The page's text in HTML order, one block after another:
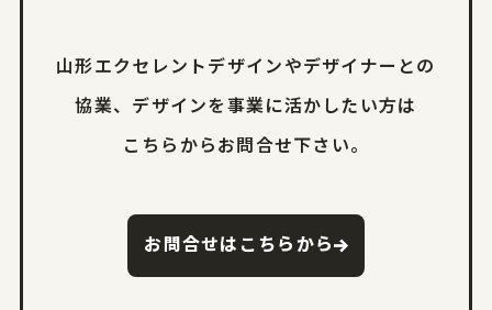
山形エクセレントデザインやデザイナーとの
協業、 デザインを事業に活かしたい方は
こちらからお問合せ下さい。
お問合せはこちらから